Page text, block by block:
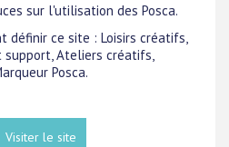
sur l'utilisation des Posca.
définir ce site : Loisirs créatifs,
Ateliers créatifs,
Posca.
Visiter le site